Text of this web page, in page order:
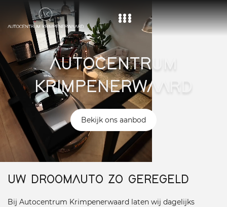
Home
Aanbod
Diensten
Over ons
Vacature
Contact
AUTOCENTRUM
KRIMPENERWAARD
Bekijk ons aanbod
UW DROOMAUTO ZO GEREGELD
Bij Autocentrum Krimpenerwaard laten wij dagelijks